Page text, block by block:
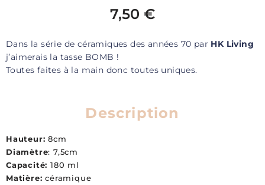
7,50 €
Dans la série de céramiques des années 70 par HK Living
j’aimerais la tasse BOMB !
Toutes faites à la main donc toutes uniques.
Description
Hauteur: 8cm
Diamètre: 7,5cm
Capacité: 180 ml
Matière: céramique